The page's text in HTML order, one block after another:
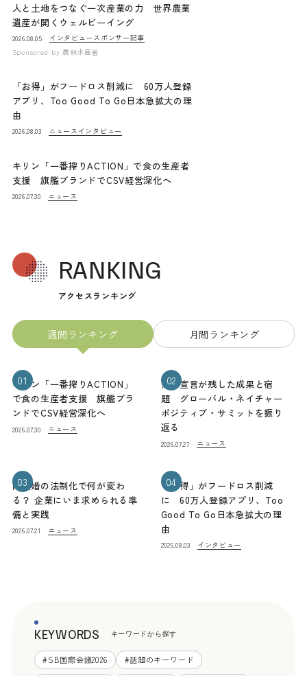
人と土地をつなぐ一次産業の力 世界農業
遺産が開くウェルビーイング
2026.08.05 インタビュー スポンサー記事
Sponsored by 農林水産省
「お得」がフードロス削減に 60万人登録
アプリ、Too Good To Go日本急拡大の理
由
2026.08.03 ニュース インタビュー
キリン「一番搾りACTION」で食の生産者
支援 旗艦ブランドでCSV経営深化へ
2026.07.30 ニュース
RANKING
アクセスランキング
週間ランキング 月間ランキング
01
キリン「一番搾りACTION」
で食の生産者支援 旗艦ブラ
ンドでCSV経営深化へ
2026.07.30 ニュース
02
熊本宣言が残した成果と宿
題 グローバル・ネイチャー
ポジティブ・サミットを振り
返る
2026.07.27 ニュース
03
同性婚の法制化で何が変わ
る？ 企業にいま求められる準
備と実践
2026.07.21 ニュース
04
「お得」がフードロス削減
に 60万人登録アプリ、Too
Good To Go日本急拡大の理
由
2026.08.03 インタビュー
KEYWORDS キーワードから探す
#SB国際会議2026 #話題のキーワード